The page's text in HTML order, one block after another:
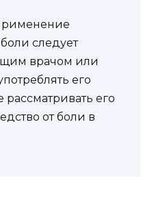
следует
врачом или
его
его
от боли в